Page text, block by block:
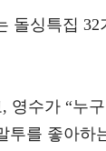
돌싱특집
수가 “누
투를 좋아하